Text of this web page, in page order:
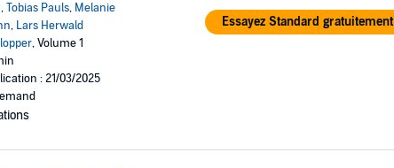
,Tobias Pauls, Melanie
, Lars Herwald
, Volume 1
: 21/03/2025
Essayez Standard gratuitement